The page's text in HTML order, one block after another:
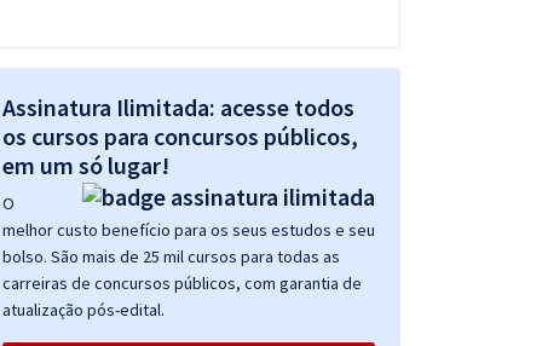
Assinatura Ilimitada: acesse todos
os cursos para concursos públicos,
em um só lugar!
O
melhor custo benefício para os seus estudos e seu
bolso. São mais de 25 mil cursos para todas as
carreiras de concursos públicos, com garantia de
atualização pós-edital.